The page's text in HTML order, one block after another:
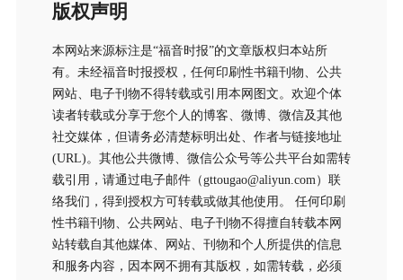
版权声明
本网站来源标注是“福音时报”的文章版权归本站所
有。未经福音时报授权，任何印刷性书籍刊物、公共
网站、电子刊物不得转载或引用本网图文。欢迎个体
读者转载或分享于您个人的博客、微博、微信及其他
社交媒体，但请务必清楚标明出处、作者与链接地址
(URL)。其他公共微博、微信公众号等公共平台如需转
载引用，请通过电子邮件（gttougao@aliyun.com）联
络我们，得到授权方可转载或做其他使用。 任何印刷
性书籍刊物、公共网站、电子刊物不得擅自转载本网
站转载自其他媒体、网站、刊物和个人所提供的信息
和服务内容，因本网不拥有其版权，如需转载，必须